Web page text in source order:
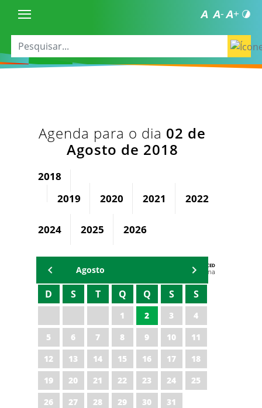
Agenda para o dia 02 de
Agosto de 2018
2018
2019
2020 2021 2022
2024 2025 2026
AGENDA DA CODED/CED
Vagna Lima
Agosto
D S T Q Q S S
1 2 3
4
5
6 7 8 9 10
11
12
13 14 15 16 17
18
19
20 21 22 23 24
25
26
27 28 29 30 31